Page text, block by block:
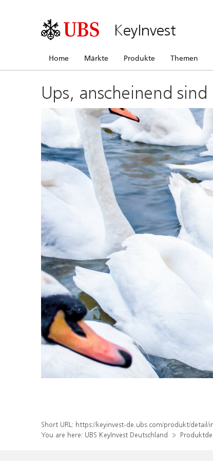
KeyInvest
Home Märkte Produkte Themen
Ups, anscheinend
Short URL: https://keyinvest-de.ubs.com/produkt/detail/
You are here: UBS KeyInvest Deutschland